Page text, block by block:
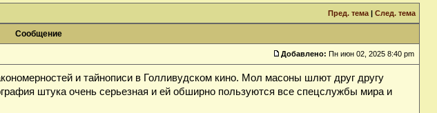
Пред. тема | След. тема
Сообщение
Добавлено: Пн июн 02, 2025 8:40 pm
и тайнописи в Голливудском кино. Мол масоны шлют друг другу
штука очень серьезная и ей обширно пользуются все спецслужбы мира и